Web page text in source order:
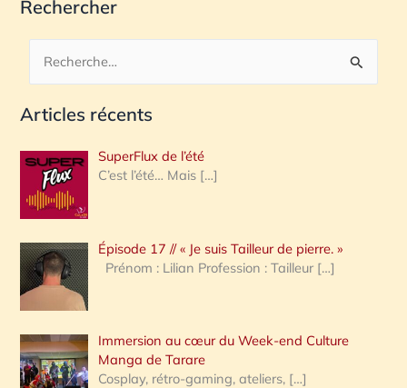
Rechercher
c
e
r
c
h
e
:
Articles récents
SuperFlux de l’été
C’est l’été… Mais […]
Épisode 17 // « Je suis Tailleur de pierre. »
Prénom : Lilian Profession : Tailleur […]
Immersion au cœur du Week-end Culture
Manga de Tarare
Cosplay, rétro-gaming, ateliers, […]